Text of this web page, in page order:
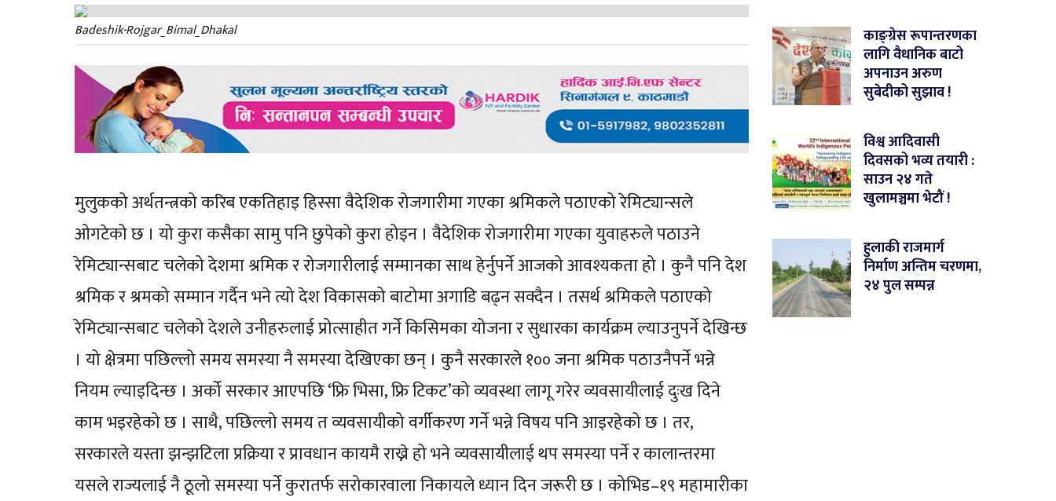
Badeshik-Rojgar_Bimal_Dhakal
मुलुकको अर्थतन्त्रको करिब एकतिहाइ हिस्सा वैदेशिक रोजगारीमा गएका श्रमिकले पठाएको रेमिट्यान्सले
ओगटेको छ । यो कुरा कसैका सामु पनि छुपेको कुरा होइन । वैदेशिक रोजगारीमा गएका युवाहरुले पठाउने
रेमिट्यान्सबाट चलेको देशमा श्रमिक र रोजगारीलाई सम्मानका साथ हेर्नुपर्ने आजको आवश्यकता हो । कुनै पनि देश
श्रमिक र श्रमको सम्मान गर्दैन भने त्यो देश विकासको बाटोमा अगाडि बढ्न सक्दैन । तसर्थ श्रमिकले पठाएको
रेमिट्यान्सबाट चलेको देशले उनीहरुलाई प्रोत्साहीत गर्ने किसिमका योजना र सुधारका कार्यक्रम ल्याउनुपर्ने देखिन्छ
। यो क्षेत्रमा पछिल्लो समय समस्या नै समस्या देखिएका छन् । कुनै सरकारले १०० जना श्रमिक पठाउनैपर्ने भन्ने
नियम ल्याइदिन्छ । अर्को सरकार आएपछि ‘फ्रि भिसा, फ्रि टिकट’को व्यवस्था लागू गरेर व्यवसायीलाई दुःख दिने
काम भइरहेको छ । साथै, पछिल्लो समय त व्यवसायीको वर्गीकरण गर्ने भन्ने विषय पनि आइरहेको छ । तर,
सरकारले यस्ता झन्झटिला प्रक्रिया र प्रावधान कायमै राख्ने हो भने व्यवसायीलाई थप समस्या पर्ने र कालान्तरमा
यसले राज्यलाई नै ठूलो समस्या पर्ने कुरातर्फ सरोकारवाला निकायले ध्यान दिन जरूरी छ । कोभिड–१९ महामारीका
काङ्ग्रेस रूपान्तरणका
लागि वैधानिक बाटो
अपनाउन अरुण
सुबेदीको सुझाव !
विश्व आदिवासी
दिवसको भव्य तयारी :
साउन २४ गते
खुलामञ्चमा भेटौं !
हुलाकी राजमार्ग
निर्माण अन्तिम चरणमा,
२४ पुल सम्पन्न